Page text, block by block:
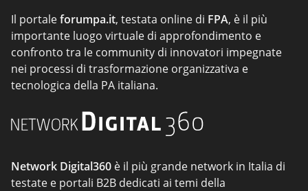
Il portaleforumpa.it, testata online di FPA, è il più
importante luogo virtuale di approfondimento e
confronto tra le community di innovatori impegnate
nei processi di trasformazione organizzativa e
tecnologica della PA italiana.
Network Digital360 è il più grande network in Italia di
testate e portali B2B dedicati ai temi della